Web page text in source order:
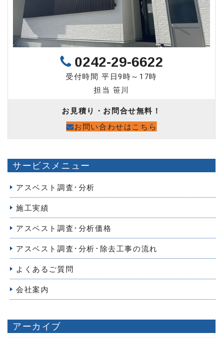
0242-29-6622
受付時間 平日9時～17時
担当 笹川
お見積り・お問合せ無料！
お問い合わせはこちら
サービスメニュー
アスベスト調査･分析
施工実績
アスベスト調査･分析価格
アスベスト調査･分析･除去工事の流れ
よくあるご質問
会社案内
アーカイブ